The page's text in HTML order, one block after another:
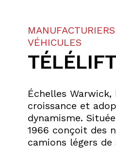
VÉHICULES
TÉLÉLIFT
Échelles
croissance et
dynamisme.
1966 conçoit des
camions légers